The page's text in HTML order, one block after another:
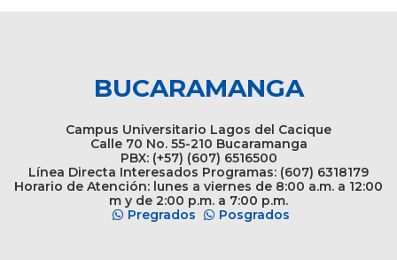
BUCARAMANGA
Campus Universitario Lagos del Cacique
Calle 70 No. 55-210 Bucaramanga
PBX: (+57) (607) 6516500
Línea Directa Interesados Programas: (607) 6318179
Horario de Atención: lunes a viernes de 8:00 a.m. a 12:00
m y de 2:00 p.m. a 7:00 p.m.
Pregrados
Posgrados